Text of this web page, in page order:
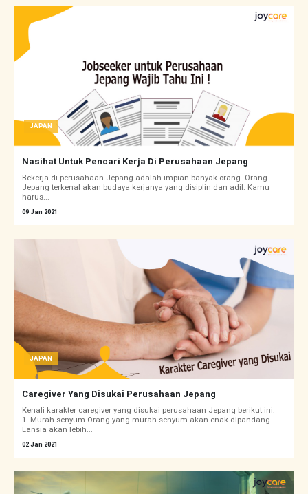
JAPAN
Nasihat Untuk Pencari Kerja Di Perusahaan Jepang
Bekerja di perusahaan Jepang adalah impian banyak orang. Orang
Jepang terkenal akan budaya kerjanya yang disiplin dan adil. Kamu
harus...
09 Jan 2021
JAPAN
Caregiver Yang Disukai Perusahaan Jepang
Kenali karakter caregiver yang disukai perusahaan Jepang berikut ini:
1. Murah senyum Orang yang murah senyum akan enak dipandang.
Lansia akan lebih...
02 Jan 2021